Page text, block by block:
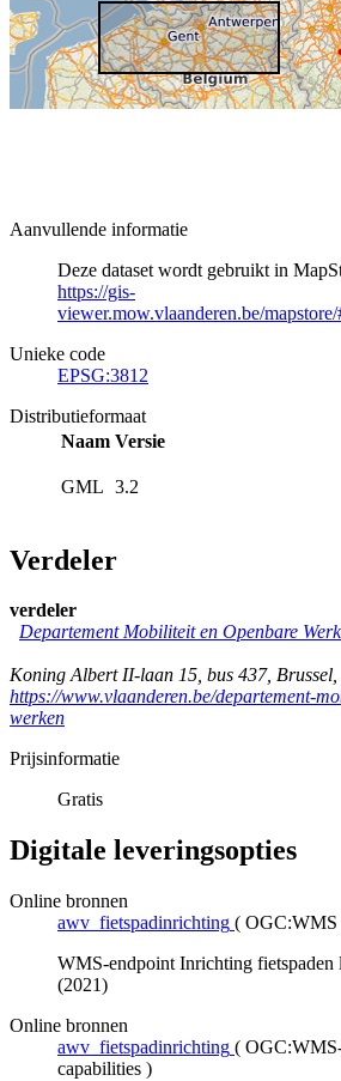
Aanvullende informatie
Deze dataset wordt gebruikt in
https://gis-
viewer.mow.vlaanderen.be/
Unieke code
EPSG:3812
Distributieformaat
Naam Versie
GML 3.2
Verdeler
verdeler
Departement Mobiliteit en Openbare
Koning Albert II-laan 15, bus 437, Brussel,
https://www.vlaanderen.be/departement-
werken
Prijsinformatie
Gratis
Digitale leveringsopties
Online bronnen
awv_fietspadinrichting ( OGC:WMS
WMS-endpoint Inrichting fietspaden
(2021)
Online bronnen
awv_fietspadinrichting (
capabilities )